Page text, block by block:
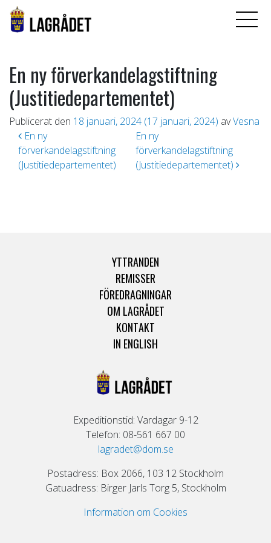
En ny förverkandelagstiftning
(Justitiedepartementet)
Publicerat den 18 januari, 2024 (17 januari, 2024) avVesna
Inläggsnavigering
En ny
förverkandelagstiftning
(Justitiedepartementet)
En ny
förverkandelagstiftning
(Justitiedepartementet)
YTTRANDEN
REMISSER
FÖREDRAGNINGAR
OM LAGRÅDET
KONTAKT
IN ENGLISH
Expeditionstid: Vardagar 9-12
Telefon: 08-561 667 00
lagradet@dom.se
Postadress: Box 2066, 103 12 Stockholm
Gatuadress: Birger Jarls Torg 5, Stockholm
Information om Cookies